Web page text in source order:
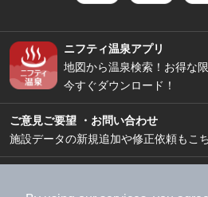
ニフティ温泉アプリ
地図から温泉検索！お得な
今すぐダウンロード！
ご意見ご要望 ・お問い合わせ
施設データの新規追加や修正依頼もこ